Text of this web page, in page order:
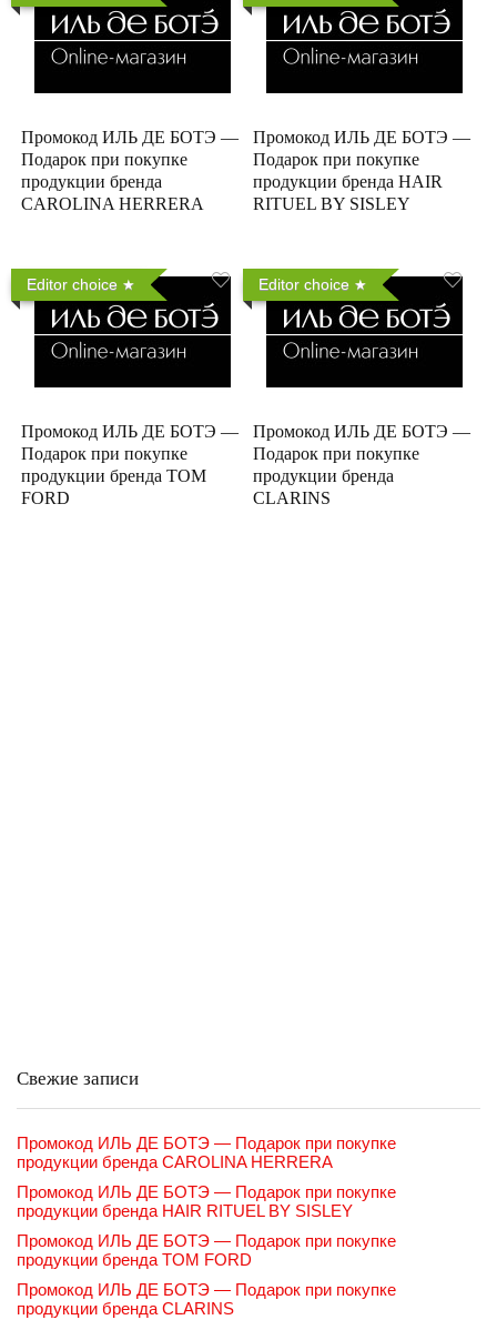
Промокод ИЛЬ ДЕ БОТЭ —
Подарок при покупке
продукции бренда
CAROLINA HERRERA
Промокод ИЛЬ ДЕ БОТЭ —
Подарок при покупке
продукции бренда HAIR
RITUEL BY SISLEY
Editor choice
Промокод ИЛЬ ДЕ БОТЭ —
Подарок при покупке
продукции бренда TOM
FORD
Editor choice
Промокод ИЛЬ ДЕ БОТЭ —
Подарок при покупке
продукции бренда
CLARINS
Свежие записи
Промокод ИЛЬ ДЕ БОТЭ — Подарок при покупке
продукции бренда CAROLINA HERRERA
Промокод ИЛЬ ДЕ БОТЭ — Подарок при покупке
продукции бренда HAIR RITUEL BY SISLEY
Промокод ИЛЬ ДЕ БОТЭ — Подарок при покупке
продукции бренда TOM FORD
Промокод ИЛЬ ДЕ БОТЭ — Подарок при покупке
продукции бренда CLARINS